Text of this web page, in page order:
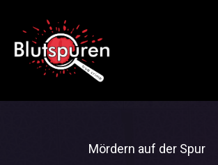
Mördern auf der Spur